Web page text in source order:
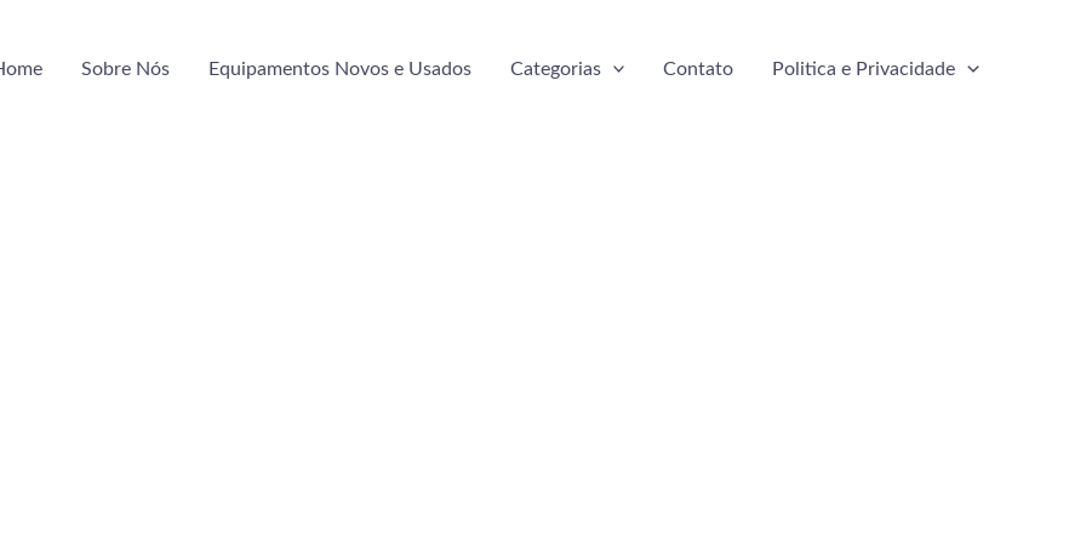
Sobre Nós Equipamentos Novos e Usados Categorias Contato Politica e Privacidade